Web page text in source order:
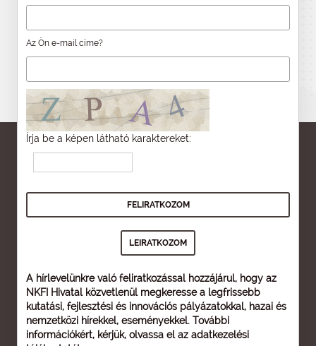
Az Ön e-mail címe?
Írja be a képen látható karaktereket:
A hírlevelünkre való feliratkozással hozzájárul, hogy az
NKFI Hivatal közvetlenül megkeresse a legfrissebb
kutatási, fejlesztési és innovációs pályázatokkal, hazai és
nemzetközi hírekkel, eseményekkel. További
információkért, kérjük, olvassa el az adatkezelési